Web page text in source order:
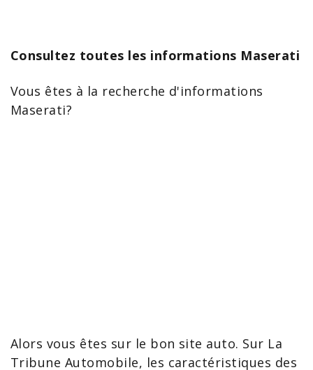
Consultez toutes les informations Maserati
Vous êtes à la recherche d'informations
Maserati?
Alors vous êtes sur le bon site auto. Sur La
Tribune Automobile, les caractéristiques des